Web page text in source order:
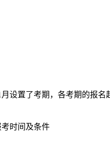
设置了考期，各考期的报